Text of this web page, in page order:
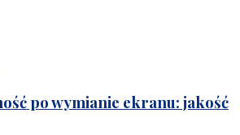
po wymianie ekranu: jakość